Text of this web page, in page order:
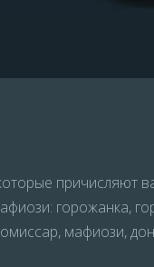
причисляют
горожанка,
мафиози,